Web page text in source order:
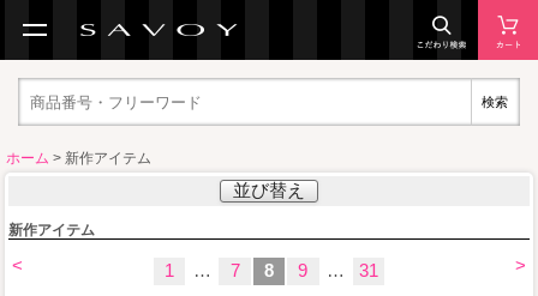
検索
ホーム > 新作アイテム
並び替え
新作アイテム
< >
1 … 7 8 9 … 31